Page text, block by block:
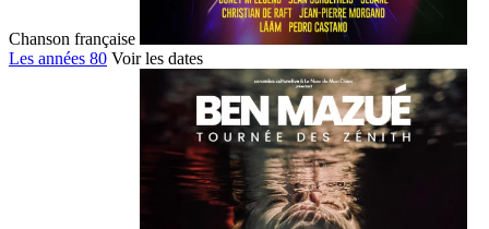
Chanson française
Les années 80 Voir les dates